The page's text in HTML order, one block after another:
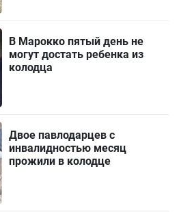
В Марокко пятый день не
могут достать ребенка из
колодца
Двое павлодарцев с
инвалидностью месяц
прожили в колодце